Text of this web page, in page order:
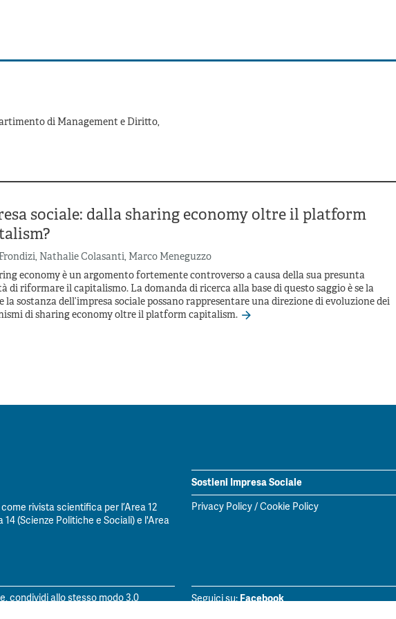
di Management e Diritto,
sociale: dalla sharing economy oltre il platform
, Nathalie Colasanti, Marco Meneguzzo
economy è un argomento fortemente controverso a causa della sua presunta
di riformare il capitalismo. La domanda di ricerca alla base di questo saggio è se la
la sostanza dell’impresa sociale possano rappresentare una direzione di evoluzione dei
di sharing economy oltre il platform capitalism.
rivista scientifica per l’Area 12
(Scienze Politiche e Sociali) e l'Area
Sostieni Impresa Sociale
Privacy Policy/Cookie Policy
condividi allo stesso modo 3.0 Seguici su:Facebook